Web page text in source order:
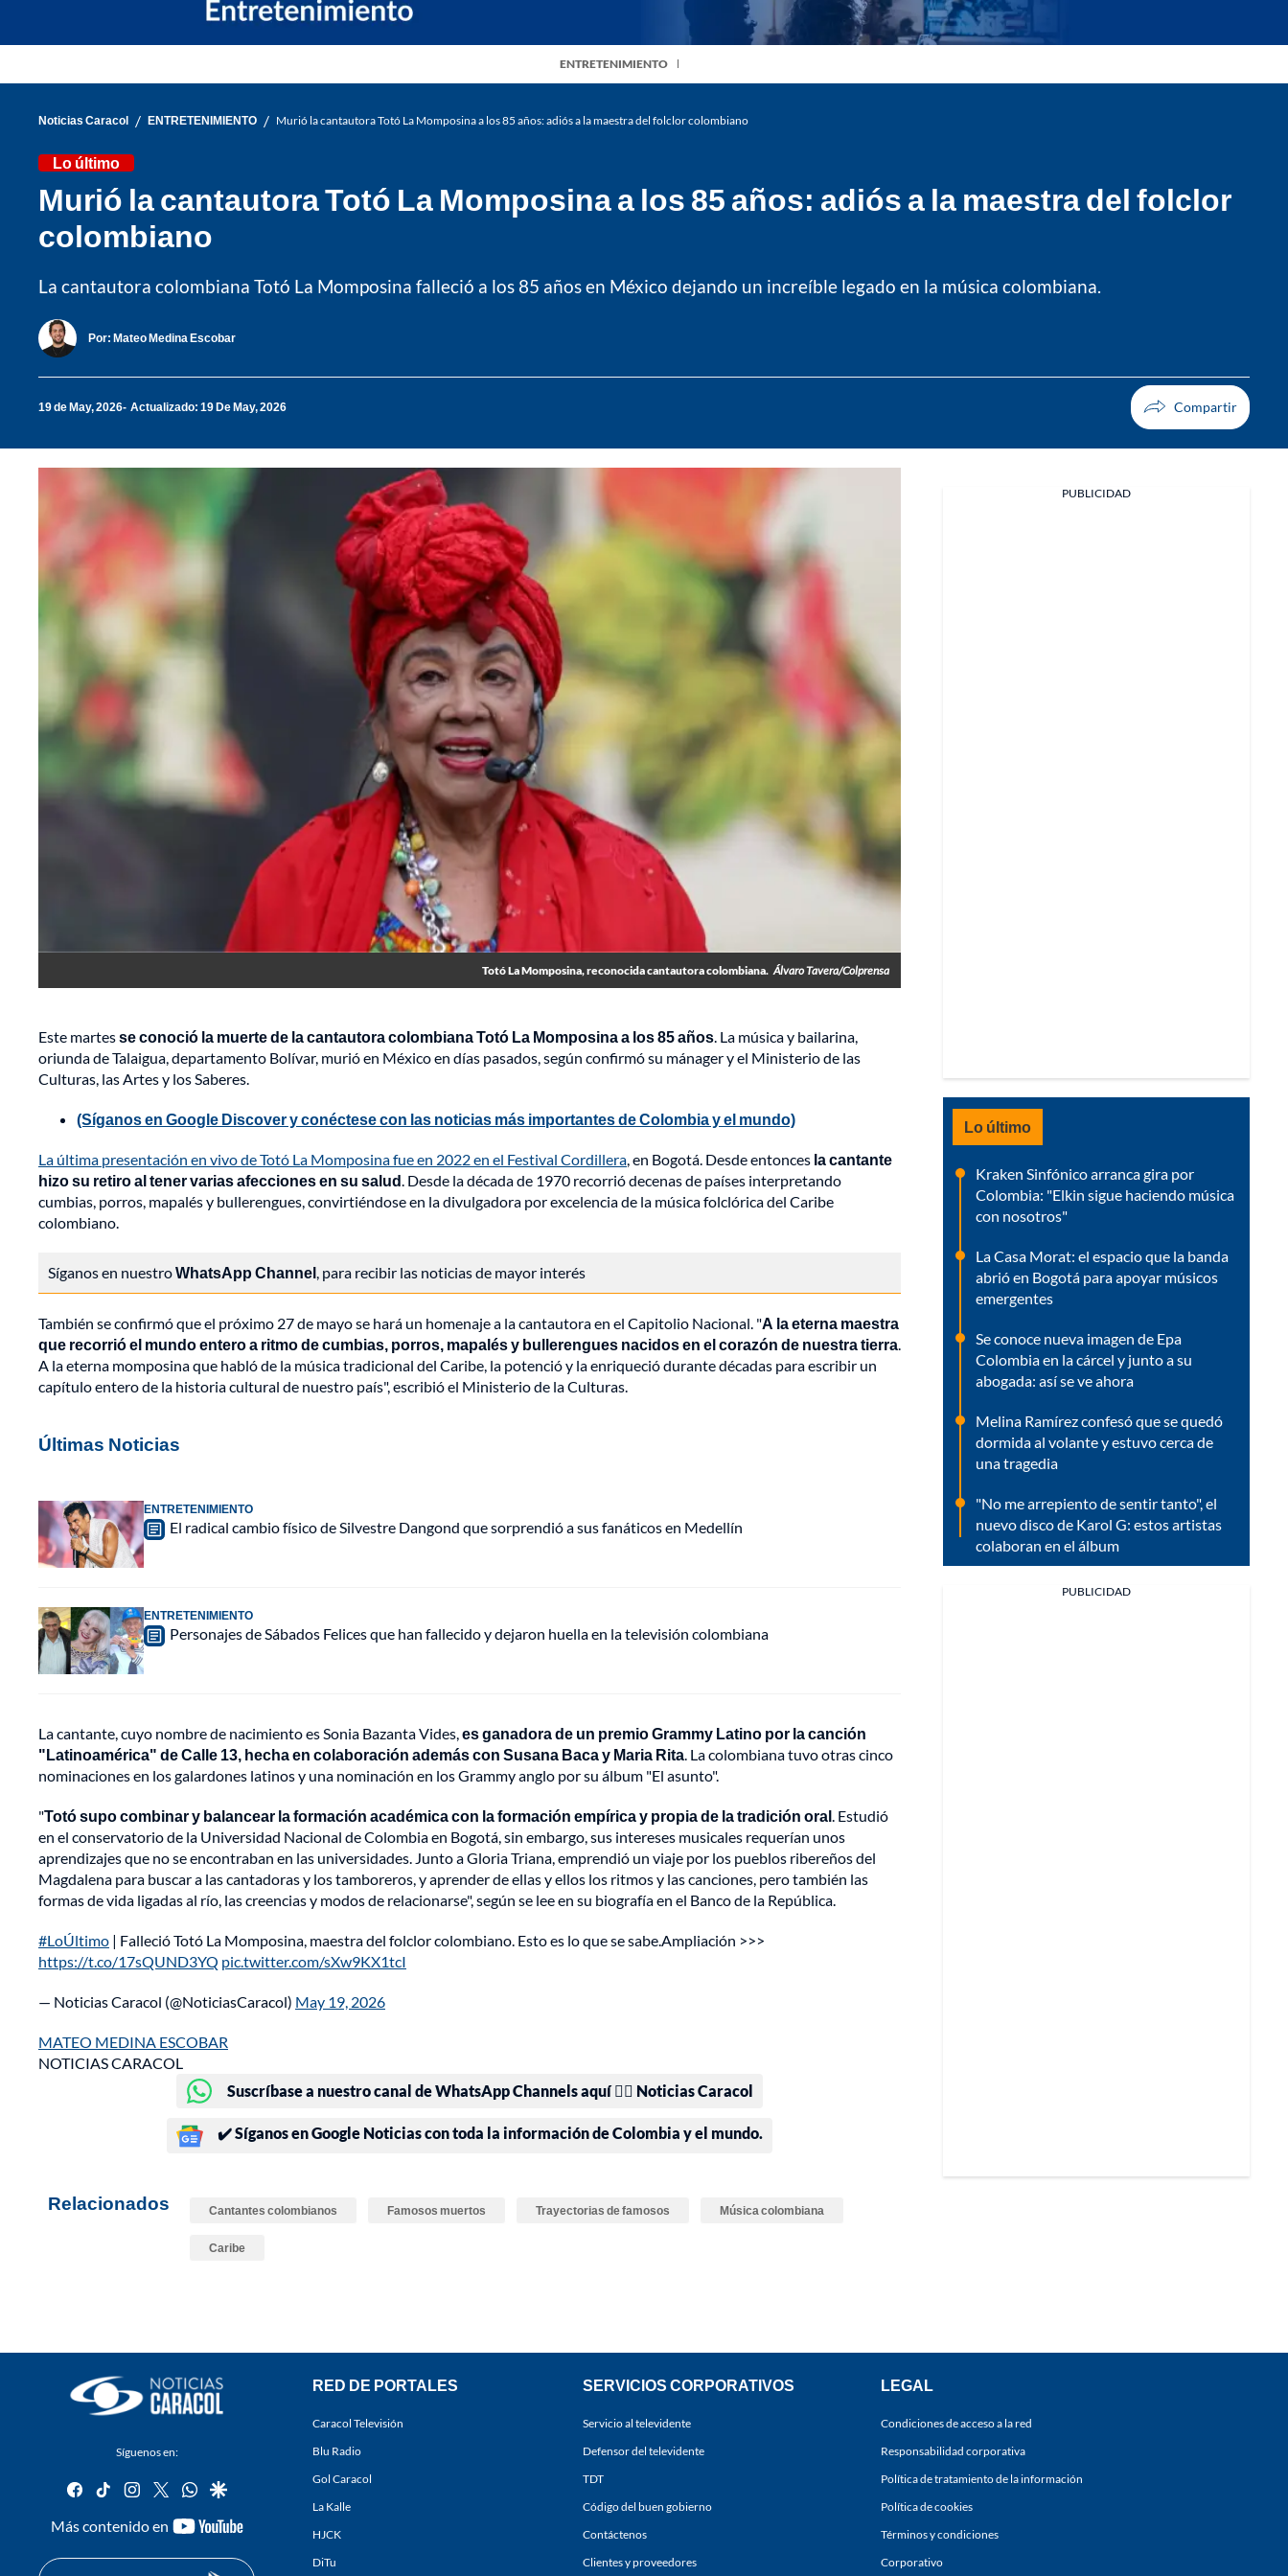
ENTRETENIMIENTO
Noticias Caracol / ENTRETENIMIENTO / Murió la cantautora Totó La Momposina a los 85 años: adiós a la maestra del folclor colombiano
Lo último
Murió la cantautora Totó La Momposina a los 85 años: adiós a la maestra del folclor
colombiano
La cantautora colombiana Totó La Momposina falleció a los 85 años en México dejando un increíble legado en la música colombiana.
Por: Mateo Medina Escobar
19 de May, 2026 Actualizado: 19 De May, 2026
Totó La Momposina, reconocida cantautora colombiana. Álvaro Tavera/Colprensa
Este martesse conoció la muerte de la cantautora colombiana Totó La Momposina a los 85 años. La música y bailarina,
oriunda de Talaigua, departamento Bolívar, murió en México en días pasados, según confirmó su mánager y el Ministerio de las
Culturas, las Artes y los Saberes.
(Síganos en Google Discover y conéctese con las noticias más importantes de Colombia y el mundo)
La última presentación en vivo de Totó La Momposina fue en 2022 en el Festival Cordillera, en Bogotá. Desde entonces la cantante
hizo su retiro al tener varias afecciones en su salud. Desde la década de 1970 recorrió decenas de países interpretando
cumbias, porros, mapalés y bullerengues, convirtiéndose en la divulgadora por excelencia de la música folclórica del Caribe
colombiano.
Síganos en nuestroWhatsApp Channel, para recibir las noticias de mayor interés
También se confirmó que el próximo 27 de mayo se hará un homenaje a la cantautora en el Capitolio Nacional. "A la eterna maestra
que recorrió el mundo entero a ritmo de cumbias, porros, mapalés y bullerengues nacidos en el corazón de nuestra tierra.
A la eterna momposina que habló de la música tradicional del Caribe, la potenció y la enriqueció durante décadas para escribir un
capítulo entero de la historia cultural de nuestro país", escribió el Ministerio de la Culturas.
Últimas Noticias
ENTRETENIMIENTO
El radical cambio físico de Silvestre Dangond que sorprendió a sus fanáticos en Medellín
ENTRETENIMIENTO
Personajes de Sábados Felices que han fallecido y dejaron huella en la televisión colombiana
La cantante, cuyo nombre de nacimiento es Sonia Bazanta Vides,es ganadora de un premio Grammy Latino por la canción
"Latinoamérica" de Calle 13, hecha en colaboración además con Susana Baca y Maria Rita. La colombiana tuvo otras cinco
nominaciones en los galardones latinos y una nominación en los Grammy anglo por su álbum "El asunto".
"Totó supo combinar y balancear la formación académica con la formación empírica y propia de la tradición oral. Estudió
en el conservatorio de la Universidad Nacional de Colombia en Bogotá, sin embargo, sus intereses musicales requerían unos
aprendizajes que no se encontraban en las universidades. Junto a Gloria Triana, emprendió un viaje por los pueblos ribereños del
Magdalena para buscar a las cantadoras y los tamboreros, y aprender de ellas y ellos los ritmos y las canciones, pero también las
formas de vida ligadas al río, las creencias y modos de relacionarse", según se lee en su biografía en el Banco de la República.
#LoÚltimo | Falleció Totó La Momposina, maestra del folclor colombiano. Esto es lo que se sabe.Ampliación >>>
https://t.co/17sQUND3YQ pic.twitter.com/sXw9KX1tcI
— Noticias Caracol (@NoticiasCaracol) May 19, 2026
MATEO MEDINA ESCOBAR
NOTICIAS CARACOL
Suscríbase a nuestro canal de WhatsApp Channels aquí 👉🏻 Noticias Caracol
✔️ Síganos en Google Noticias con toda la información de Colombia y el mundo.
Relacionados Cantantes colombianos Famosos muertos Trayectorias de famosos Música colombiana
Caribe
PUBLICIDAD
Lo último
Kraken Sinfónico arranca gira por
Colombia: "Elkin sigue haciendo música
con nosotros"
La Casa Morat: el espacio que la banda
abrió en Bogotá para apoyar músicos
emergentes
Se conoce nueva imagen de Epa
Colombia en la cárcel y junto a su
abogada: así se ve ahora
Melina Ramírez confesó que se quedó
dormida al volante y estuvo cerca de
una tragedia
"No me arrepiento de sentir tanto", el
nuevo disco de Karol G: estos artistas
colaboran en el álbum
PUBLICIDAD
Síguenos en:
facebook
tiktok instagram
twitterwhatsapp
google
Más contenido en
youtube-
RED DE PORTALES
Caracol Televisión
Blu Radio
Gol Caracol
La Kalle
HJCK
DiTu
SERVICIOS CORPORATIVOS
Servicio al televidente
Defensor del televidente
TDT
Código del buen gobierno
Contáctenos
Clientes y proveedores
LEGAL
Condiciones de acceso a la red
Responsabilidad corporativa
Política de tratamiento de la información
Política de cookies
Términos y condiciones
Corporativo